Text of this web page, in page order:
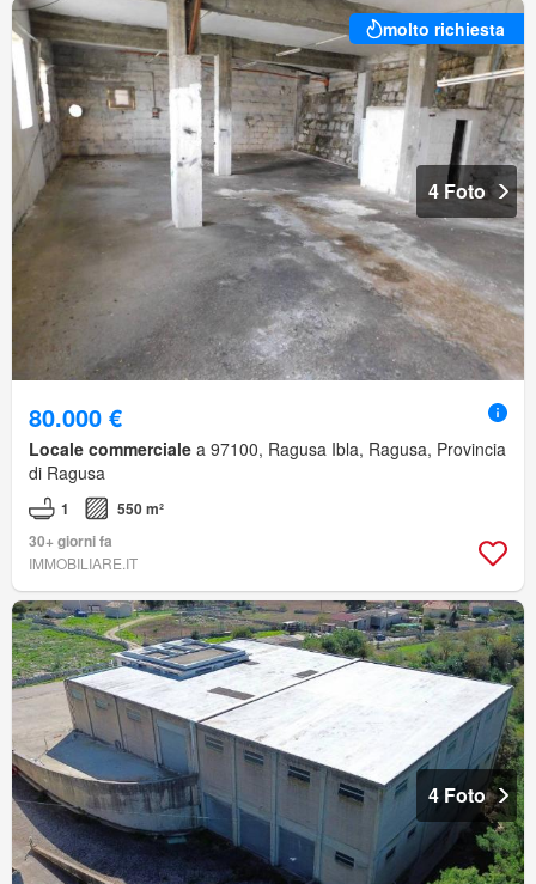
molto richiesta
4 Foto
80.000 €
Locale commerciale a 97100, Ragusa Ibla, Ragusa, Provincia
di Ragusa
1
550 m²
30+ giorni fa
IMMOBILIARE.IT
4 Foto